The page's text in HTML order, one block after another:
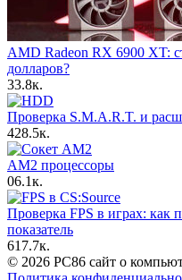
AMD Radeon RX 6900 XT:
долларов?
33.8к.
Проверка S.M.A.R.T. и
428.5к.
AM2 процессоры
06.1к.
Проверка FPS в играх: как
показатель
617.7к.
© 2026 PC86 сайт о